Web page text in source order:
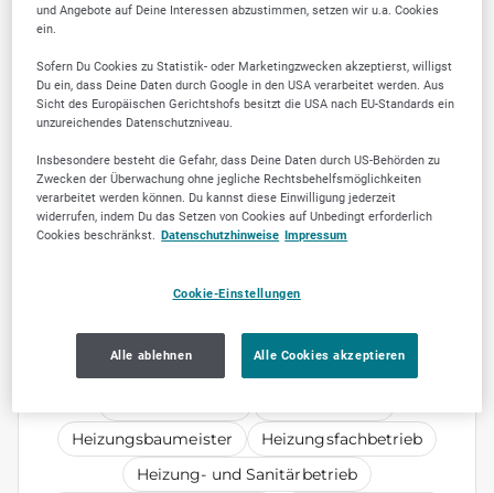
Qualität und Kundenzufriedenheit. Ob
Lüftungsreinigung, wir haben die Expertise,
die Sie brauchen. Vertrauen Sie auf unsere
Fachkenntnisse in Wärmepumpen, Erdwärme
Kontaktieren Sie uns gerne für Ihre
Heizungsberatung und -planung!
KEYWORDS
Heizungsbaumeister
Heizungsfachbetrieb
Heizung- und Sanitärbetrieb
und Angebote auf Deine Interessen abzustimmen, setzen wir u.a. Cookies
ein.
Sofern Du Cookies zu Statistik- oder Marketingzwecken akzeptierst, willigst
Du ein, dass Deine Daten durch Google in den USA verarbeitet werden. Aus
Sicht des Europäischen Gerichtshofs besitzt die USA nach EU-Standards ein
unzureichendes Datenschutzniveau.
Insbesondere besteht die Gefahr, dass Deine Daten durch US-Behörden zu
Zwecken der Überwachung ohne jegliche Rechtsbehelfsmöglichkeiten
verarbeitet werden können. Du kannst diese Einwilligung jederzeit
widerrufen, indem Du das Setzen von Cookies auf Unbedingt erforderlich
Cookies beschränkst. Datenschutzhinweise Impressum
Cookie-Einstellungen
Alle ablehnen Alle Cookies akzeptieren